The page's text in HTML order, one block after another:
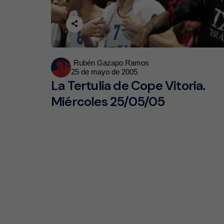
Posted
by
Rubén Gazapo Ramos
25 de mayo de 2005
La Tertulia de Cope Vitoria.
Miércoles 25/05/05